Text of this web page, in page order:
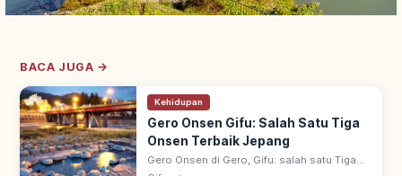
BACA JUGA →
Kehidupan
Gero Onsen Gifu: Salah Satu Tiga
Onsen Terbaik Jepang
Gero Onsen di Gero, Gifu: salah satu Tiga